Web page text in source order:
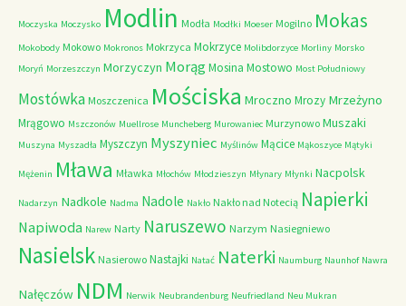
Moczyska Moczysko Modlin Modła Modłki Moeser Mogilno Mokas
Mokobody Mokowo Mokronos Mokrzyca Mokrzyce Molibdorzyce Morliny Morsko
Moryń Morzeszczyn Morzyczyn MorągMosina Mostowo Most Południowy
Mostówka Moszczenica Mościska Mroczno Mrozy Mrzeżyno
Mrągowo Mszczonów Muellrose Muncheberg Murowaniec Murzynowo Muszaki
Muszyna Myszadła Myszczyn Myszyniec Myślinów Mącice Mąkoszyce Mątyki
Mężenin Mława Mławka Młochów Młodzieszyn Młynary Młynki Nacpolsk
Nadarzyn Nadkole Nadma Nadole Nakło Nakło nad Notecią Napierki
Napiwoda Narew Narty Naruszewo Narzym Nasiegniewo
Nasielsk Nasierowo Nastajki Natać Naterki Naumburg Naunhof Nawra
Nałęczów NDM Nerwik Neubrandenburg Neufriedland Neu Mukran